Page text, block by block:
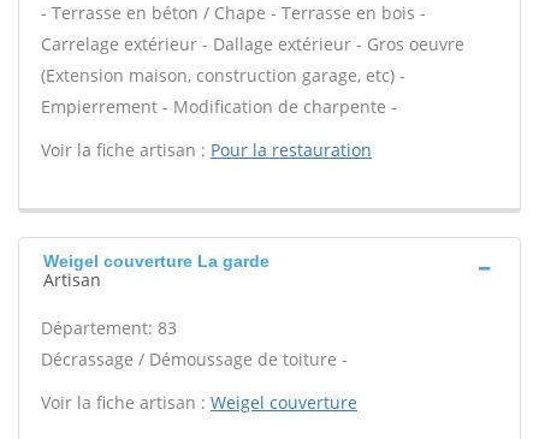
- Terrasse en béton / Chape - Terrasse en bois -
Carrelage extérieur - Dallage extérieur - Gros oeuvre
(Extension maison, construction garage, etc) -
Empierrement - Modification de charpente -
Voir la fiche artisan : Pour la restauration
Weigel couverture La garde
Artisan
Département: 83
Décrassage / Démoussage de toiture -
Voir la fiche artisan : Weigel couverture